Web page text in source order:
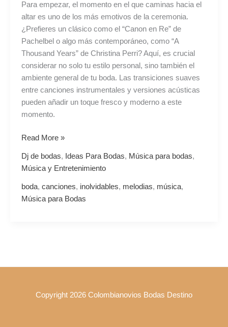
Para empezar, el momento en el que caminas hacia el
altar es uno de los más emotivos de la ceremonia.
¿Prefieres un clásico como el “Canon en Re” de
Pachelbel o algo más contemporáneo, como “A
Thousand Years” de Christina Perri? Aquí, es crucial
considerar no solo tu estilo personal, sino también el
ambiente general de tu boda. Las transiciones suaves
entre canciones instrumentales y versiones acústicas
pueden añadir un toque fresco y moderno a este
momento.
Read More »
Dj de bodas, Ideas Para Bodas, Música para bodas,
Música y Entretenimiento
boda, canciones, inolvidables, melodias, música,
Música para Bodas
Copyright 2026 Colombianovios Bodas Destino